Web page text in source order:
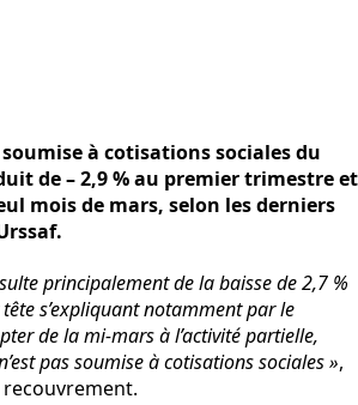
à cotisations sociales du
de – 2,9 % au premier trimestre et
mois de mars, selon les derniers
principalement de la baisse de 2,7 %
s’expliquant notamment par le
de la mi-mars à l’activité partielle,
pas soumise à cotisations sociales »,